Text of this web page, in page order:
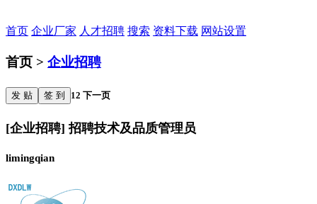
首页 企业厂家 人才招聘 搜索 资料下载 网站设置
首页 > 企业招聘
发 贴 签 到 12 下一页
[企业招聘] 招聘技术及品质管理员
limingqian